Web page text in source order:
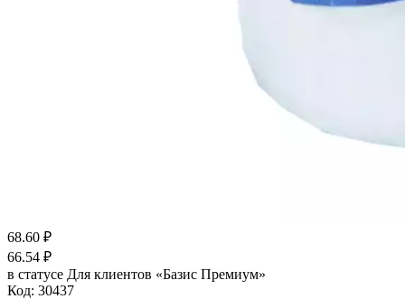
68.60 ₽
66.54 ₽
в статусе Для клиентов «Базис Премиум»
Код: 30437